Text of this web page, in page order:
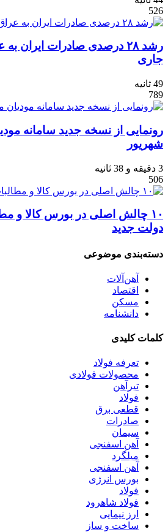
526
رشد ۲۸ درصدی صادرات ایران
جاری
49 ثانیه
789
رونمایی از نسخه جدید سامانه
شهریور
3 دقیقه و 38 ثانیه
506
۱۰ چالش اصلی در بورس کالا و
دولت جدید
دسته‌بندی موضوعی
آهن‌آلات
اقتصاد
مسکن
دانشنامه
کلمات کلیدی
تعرفه فولاد
محصولات فولادی
تیرآهن
فولاد
قطعی برق
صادرات
سیمان
آهن اسفنجی
میلگرد
آهن اسفنجی
بورس انرژی
فولاد
فولاد شاهرود
ارز نیمایی
ساخت و ساز